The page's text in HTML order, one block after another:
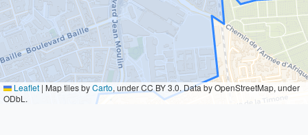
Leaflet | Map tiles byCarto, under CC BY 3.0. Data by OpenStreetMap, under
ODbL.